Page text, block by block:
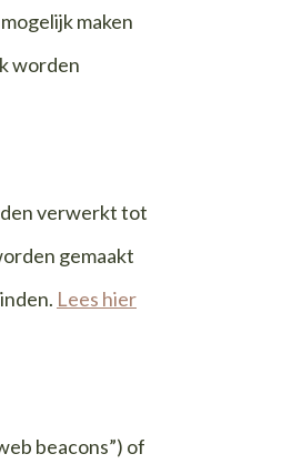
maken
worden
verwerkt tot
gemaakt
Lees hier
beacons”) of